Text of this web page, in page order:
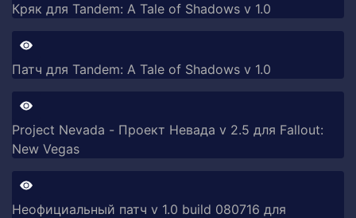
Кряк для Tandem: A Tale of Shadows v 1.0
Патч для Tandem: A Tale of Shadows v 1.0
Project Nevada - Проект Невада v 2.5 для Fallout:
New Vegas
Неофициальный патч v 1.0 build 080716 для